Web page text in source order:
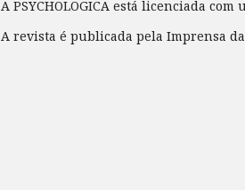
A PSYCHOLOGICA está licenciada com
A revista é publicada pela Imprensa